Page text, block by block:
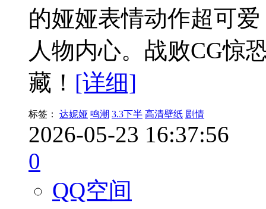
的娅娅表情动作超可
人物内心。战败CG惊
藏！ [详细]
标签： 达妮娅 鸣潮 3.3下半 高清壁纸 剧情
2026-05-23 16:37:56
0
QQ空间